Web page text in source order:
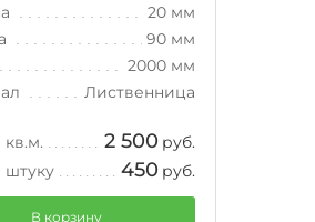
20 мм
90 мм
2000 мм
Лиственница
кв.м. 2 500 руб.
штуку
450 руб.
В корзину